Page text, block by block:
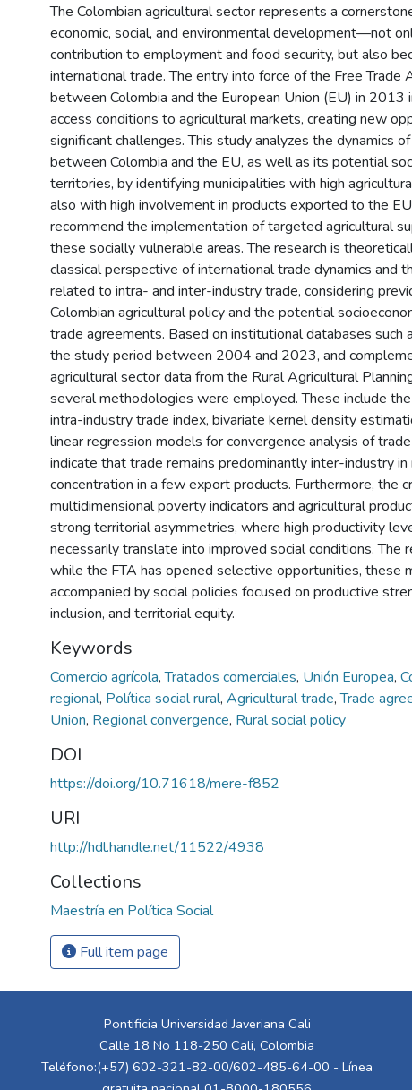
The Colombian agricultural sector represents a
economic, social, and environmental development—not
contribution to employment and food security, but also
international trade. The entry into force of the Free Trade
between Colombia and the European Union (EU) in 2013
access conditions to agricultural markets, creating new
significant challenges. This study analyzes the dynamics
between Colombia and the EU, as well as its potential
territories, by identifying municipalities with high
also with high involvement in products exported to the
recommend the implementation of targeted agricultural
these socially vulnerable areas. The research is
classical perspective of international trade dynamics and
related to intra- and inter-industry trade, considering
Colombian agricultural policy and the potential
trade agreements. Based on institutional databases such
the study period between 2004 and 2023, and
agricultural sector data from the Rural Agricultural
several methodologies were employed. These include
intra-industry trade index, bivariate kernel density
linear regression models for convergence analysis of
indicate that trade remains predominantly inter-industry in
concentration in a few export products. Furthermore, the
multidimensional poverty indicators and agricultural
strong territorial asymmetries, where high productivity
necessarily translate into improved social conditions. The
while the FTA has opened selective opportunities, these
accompanied by social policies focused on productive
inclusion, and territorial equity.
Keywords
Comercio agrícola,Tratados comerciales, Unión Europea,
regional, Política social rural, Agricultural trade,Trade
Union, Regional convergence, Rural social policy
DOI
https://doi.org/10.71618/mere-f852
URI
http://hdl.handle.net/11522/4938
Collections
Maestría en Política Social
Full item page
Pontificia Universidad Javeriana Cali
Calle 18 No 118-250 Cali, Colombia
Teléfono:(+57) 602-321-82-00/602-485-64-00 - Línea